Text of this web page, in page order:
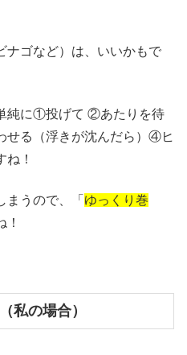
ナゴなど）は、いいかもで
純に①投げて ②あたりを待
せる（浮きが沈んだら）④ヒ
！
まうので、「 ゆっくり巻
！
私の場合）